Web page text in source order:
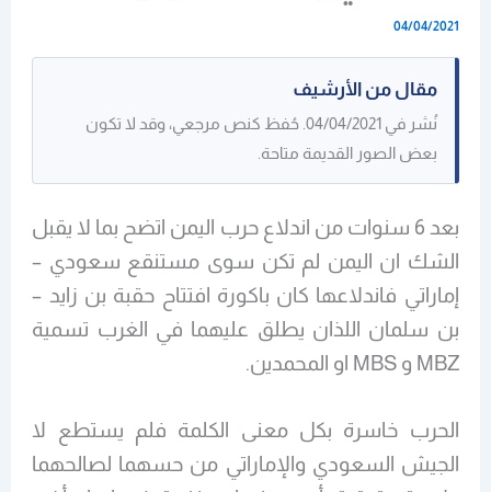
04/04/2021
مقال من الأرشيف
نُشر في 04/04/2021. حُفظ كنص مرجعي، وقد لا تكون
بعض الصور القديمة متاحة.
بعد 6 سنوات من اندلاع حرب اليمن اتضح بما لا يقبل
الشك ان اليمن لم تكن سوى مستنقع سعودي –
إماراتي فاندلاعها كان باكورة افتتاح حقبة بن زايد –
بن سلمان اللذان يطلق عليهما في الغرب تسمية
MBZ و MBS او المحمدين.
الحرب خاسرة بكل معنى الكلمة فلم يستطع لا
الجيش السعودي والإماراتي من حسهما لصالحهما